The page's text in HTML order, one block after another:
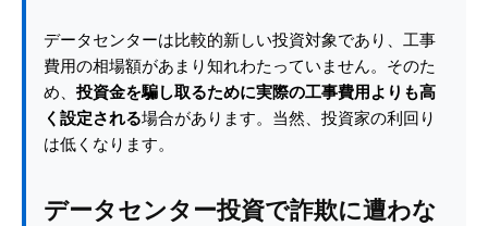
データセンターは比較的新しい投資対象であり、工事
費用の相場額があまり知れわたっていません。そのた
め、 投資金を騙し取るために実際の工事費用よりも高
く設定される場合があります。当然、投資家の利回り
は低くなります。
データセンター投資で詐欺に遭わな